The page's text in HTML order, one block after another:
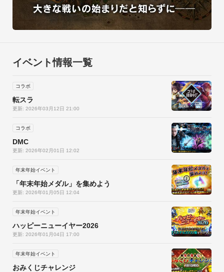
ボス・ブレイク
ボスとの戦闘で登場するブレイクゲージ。
しボスの防御力が激減！
戦略的にブレイクを狙って、ボスを倒しましょう。
イベント情報一覧
コラボ
転スラ
更新: 2026年03月12日 21:00
コラボ
DMC
更新: 2026年02月01日 12:02
年末年始イベント
「年末年始メダル」を集めよう
更新: 2026年01月05日 12:04
年末年始イベント
ハッピーニューイヤー2026
更新: 2026年01月04日 17:00
年末年始イベント
おみくじチャレンジ